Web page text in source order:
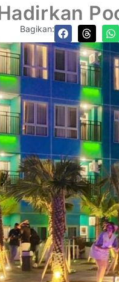
Bagikan: